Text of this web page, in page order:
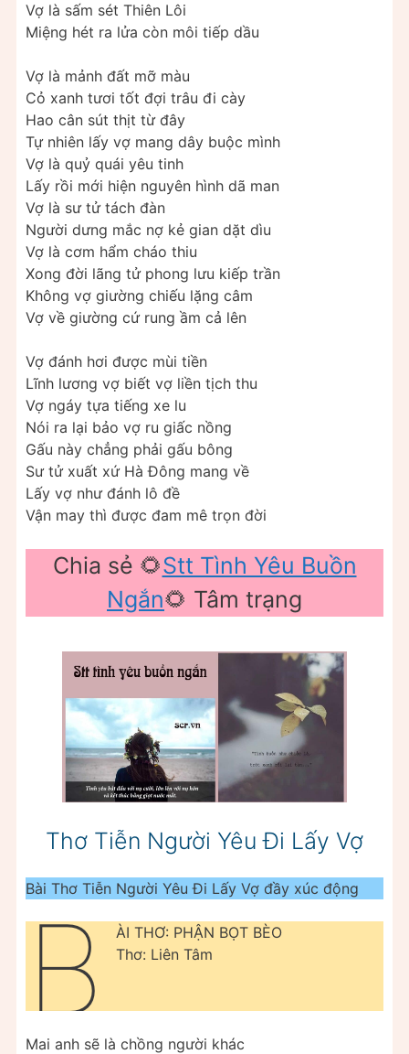
Vợ là sấm sét Thiên Lôi
Miệng hét ra lửa còn môi tiếp dầu
Vợ là mảnh đất mỡ màu
Cỏ xanh tươi tốt đợi trâu đi cày
Hao cân sút thịt từ đây
Tự nhiên lấy vợ mang dây buộc mình
Vợ là quỷ quái yêu tinh
Lấy rồi mới hiện nguyên hình dã man
Vợ là sư tử tách đàn
Người dưng mắc nợ kẻ gian dặt dìu
Vợ là cơm hẩm cháo thiu
Xong đời lãng tử phong lưu kiếp trần
Không vợ giường chiếu lặng câm
Vợ về giường cứ rung ầm cả lên
Vợ đánh hơi được mùi tiền
Lĩnh lương vợ biết vợ liền tịch thu
Vợ ngáy tựa tiếng xe lu
Nói ra lại bảo vợ ru giấc nồng
Gấu này chẳng phải gấu bông
Sư tử xuất xứ Hà Đông mang về
Lấy vợ như đánh lô đề
Vận may thì được đam mê trọn đời
Chia sẻ 🌻Stt Tình Yêu Buồn
Ngắn🌻 Tâm trạng
Thơ Tiễn Người Yêu Đi Lấy Vợ
Bài Thơ Tiễn Người Yêu Đi Lấy Vợ đầy xúc động
B
ÀI THƠ: PHẬN BỌT BÈO
Thơ: Liên Tâm
Mai anh sẽ là chồng người khác